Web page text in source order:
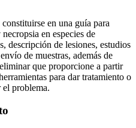
en una guía para
en especies de
descripción de lesiones, estudios
de muestras, además de
que proporcione a partir
para dar tratamiento o
problema.